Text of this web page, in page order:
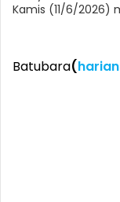
Kamis (11/6/2026)
Batubara(